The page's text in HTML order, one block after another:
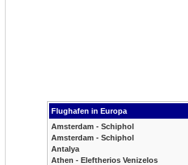
Flughafen in Europa
Amsterdam - Schiphol
Amsterdam - Schiphol
Antalya
Athen - Eleftherios Venizelos